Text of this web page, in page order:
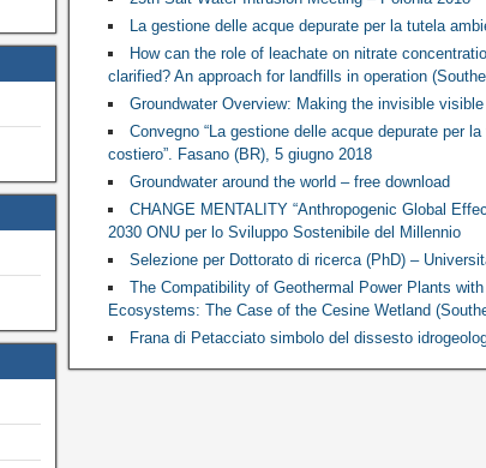
La gestione delle acque depurate per la tutela
How can the role of leachate on nitrate
clarified? An approach for landfills in operation
Groundwater Overview: Making the invisible visible
Convegno “La gestione delle acque depurate per
costiero”. Fasano (BR), 5 giugno 2018
Groundwater around the world – free download
CHANGE MENTALITY “Anthropogenic Global
2030 ONU per lo Sviluppo Sostenibile del Millennio
Selezione per Dottorato di ricerca (PhD) –
The Compatibility of Geothermal Power Plants
Ecosystems: The Case of the Cesine Wetland
Frana di Petacciato simbolo del dissesto